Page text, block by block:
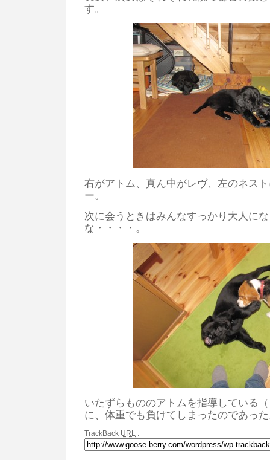
す。
右がアトム、真ん中がレヴ、左のネス
ー。
次に会うときはみんなすっかり大人に
な・・・・。
いたずらもののアトムを指導している
に、体重でも負けてしまったのであっ
TrackBack URL :